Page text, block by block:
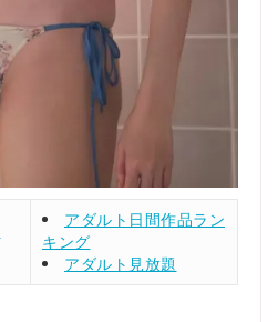
アダルト日間作品ラン
キング
アダルト見放題